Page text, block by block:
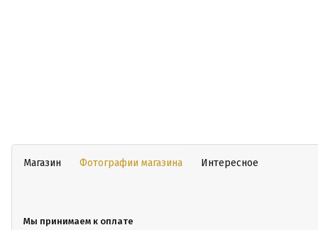
Магазин Фотографии магазина Интересное
Мы принимаем к оплате